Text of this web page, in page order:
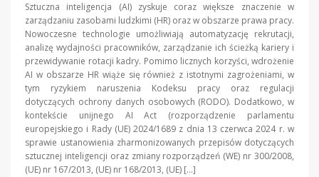
Sztuczna inteligencja (AI) zyskuje coraz większe znaczenie w
zarządzaniu zasobami ludzkimi (HR) oraz w obszarze prawa pracy.
Nowoczesne technologie umożliwiają automatyzację rekrutacji,
analizę wydajności pracowników, zarządzanie ich ścieżką kariery i
przewidywanie rotacji kadry. Pomimo licznych korzyści, wdrożenie
AI w obszarze HR wiąże się również z istotnymi zagrożeniami, w
tym ryzykiem naruszenia Kodeksu pracy oraz regulacji
dotyczących ochrony danych osobowych (RODO). Dodatkowo, w
kontekście unijnego AI Act (rozporządzenie parlamentu
europejskiego i Rady (UE) 2024/1689 z dnia 13 czerwca 2024 r. w
sprawie ustanowienia zharmonizowanych przepisów dotyczących
sztucznej inteligencji oraz zmiany rozporządzeń (WE) nr 300/2008,
(UE) nr 167/2013, (UE) nr 168/2013, (UE) […]